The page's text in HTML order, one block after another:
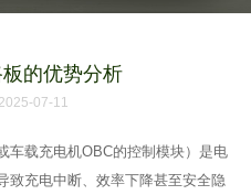
的优势分析
07-11
载充电机OBC的控制模块）是电
致充电中断、效率下降甚至安全隐